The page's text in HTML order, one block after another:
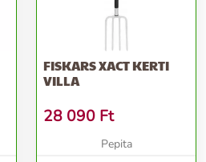
FISKARS XACT KERTI
VILLA
28 090 Ft
Pepita